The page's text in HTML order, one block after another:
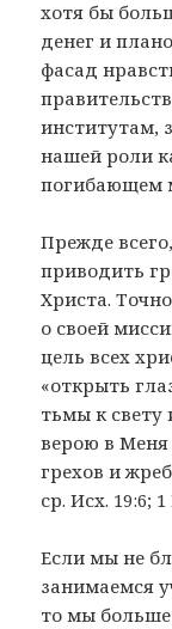
хотя бы
денег и
фасад
институтам,
нашей роли
погибающем
Прежде
приводить
Христа.
о своей
цель всех
«открыть
тьмы к свету
верою в
грехов и
ср. Исх. 19:6; 1
Если мы не
занимаемся
то мы